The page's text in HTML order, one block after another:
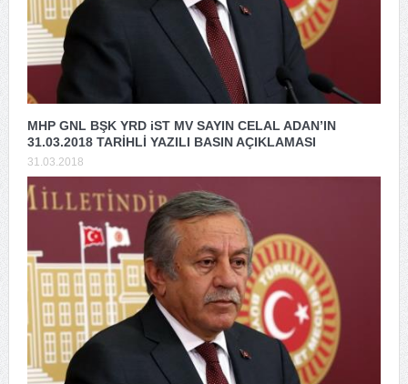
MHP GNL BŞK YRD iST MV SAYIN CELAL ADAN’IN
31.03.2018 TARİHLİ YAZILI BASIN AÇIKLAMASI
31.03.2018